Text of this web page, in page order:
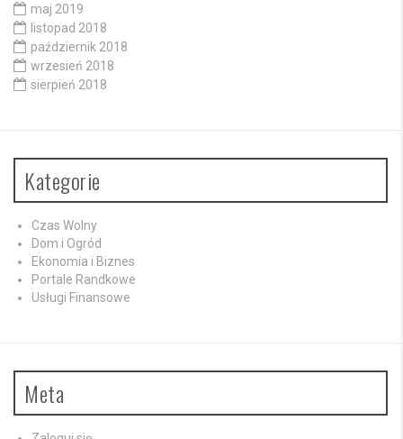
maj 2019
listopad 2018
październik 2018
wrzesień 2018
sierpień 2018
Kategorie
Czas Wolny
Dom i Ogród
Ekonomia i Biznes
Portale Randkowe
Usługi Finansowe
Meta